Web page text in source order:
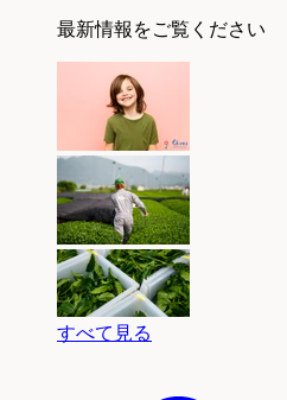
最新情報をご覧ください
すべて見る